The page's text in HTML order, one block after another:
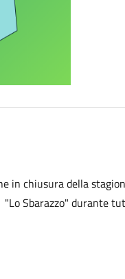
in chiusura della
Sbarazzo" durante